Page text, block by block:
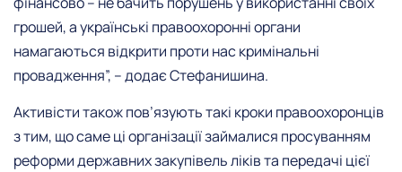
грошей, а українські правоохоронні органи
намагаються відкрити проти нас кримінальні
провадження”, – додає Стефанишина.
Активісти також пов’язують такі кроки правоохоронців
з тим, що саме ці організації займалися просуванням
реформи державних закупівель ліків та передачі цієї